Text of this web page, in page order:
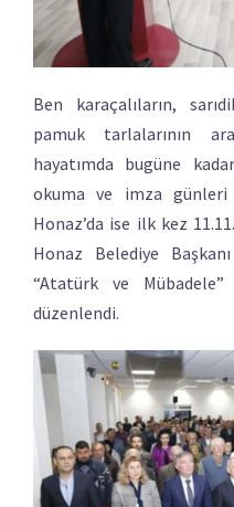
Ben karaçalıların,
pamuk tarlalarının
hayatımda bugüne
okuma ve imza günleri
Honaz’da ise ilk kez
Honaz Belediye
“Atatürk ve
düzenlendi.